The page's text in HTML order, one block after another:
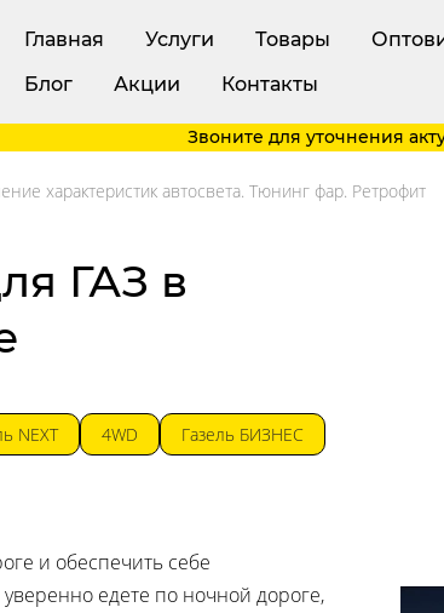
Главная Услуги Товары
Блог
Акции Контакты
Звоните для уточнения
характеристик автосвета. Тюнинг фар. Ретрофит
ГАЗ в
NEXT 4WD
Газель БИЗНЕС
и обеспечить себе
уверенно едете по ночной дороге,